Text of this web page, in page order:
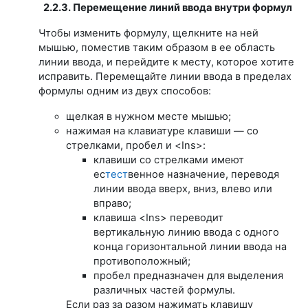
2.2.3. Перемещение линий ввода внутри формул
Чтобы изменить формулу, щелкните на ней
мышью, поместив таким образом в ее область
линии ввода, и перейдите к месту, которое хотите
исправить. Перемещайте линии ввода в пределах
формулы одним из двух способов:
щелкая в нужном месте мышью;
нажимая на клавиатуре клавиши — со
стрелками, пробел и <Ins>:
клавиши со стрелками имеют
естественное назначение, переводя
линии ввода вверх, вниз, влево или
вправо;
клавиша <Ins> переводит
вертикальную линию ввода с одного
конца горизонтальной линии ввода на
противоположный;
пробел предназначен для выделения
различных частей формулы.
Если раз за разом нажимать клавишу